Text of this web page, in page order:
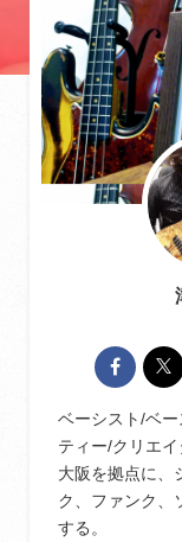
ベーシスト/ベ
ティー/クリエイ
大阪を拠点に、
ク、ファンク、
する。